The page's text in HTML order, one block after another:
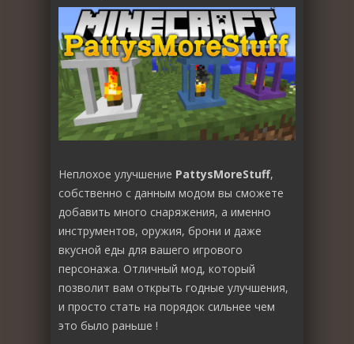
Неплохое улучшение PattysMoreStuff,
собственно с данным модом вы сможете
добавить много снаряжения, а именно
инструментов, оружия, брони и даже
вкусной еды для вашего игрового
персонажа. Отличный мод, который
позволит вам открыть годные улучшения,
и просто стать на порядок сильнее чем
это было раньше !